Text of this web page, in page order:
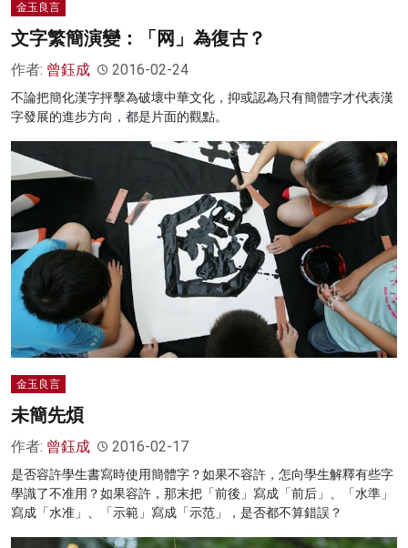
金玉良言
文字繁簡演變：「网」為復古？
作者: 曾鈺成 2016-02-24
不論把簡化漢字抨擊為破壞中華文化，抑或認為只有簡體字才代表漢
字發展的進步方向，都是片面的觀點。
金玉良言
未簡先煩
作者: 曾鈺成 2016-02-17
是否容許學生書寫時使用簡體字？如果不容許，怎向學生解釋有些字
學識了不准用？如果容許，那末把「前後」寫成「前后」、「水準」
寫成「水准」、「示範」寫成「示范」，是否都不算錯誤？